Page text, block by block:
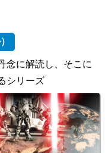
念に解読し、そこに
シリーズ